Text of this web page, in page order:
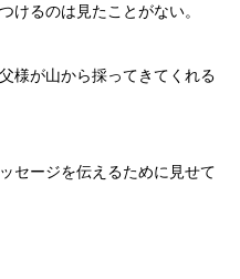
けるのは見たことがない。
様が山から採ってきてくれる
セージを伝えるために見せて